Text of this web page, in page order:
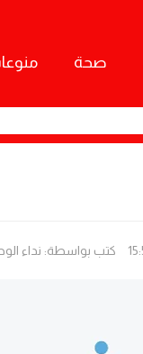
صحة
كتب بواسطة: نداء